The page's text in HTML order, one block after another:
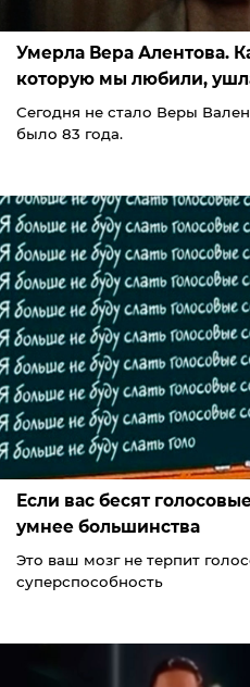
Умерла Вера Алентова.
которую мы любили,
Сегодня не стало Веры
было 83 года.
Если вас бесят
умнее большинства
Это ваш мозг не терпит
суперспособность